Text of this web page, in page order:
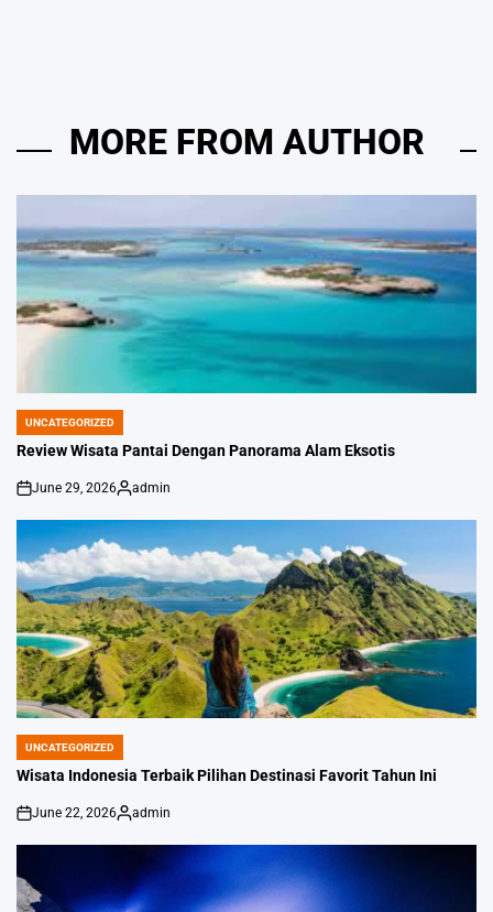
MORE FROM AUTHOR
POSTED
IN
UNCATEGORIZED
Review Wisata Pantai Dengan Panorama Alam Eksotis
on
June 29, 2026
Posted
admin
POSTED
IN
UNCATEGORIZED
Wisata Indonesia Terbaik Pilihan Destinasi Favorit Tahun Ini
on
June 22, 2026
Posted
admin